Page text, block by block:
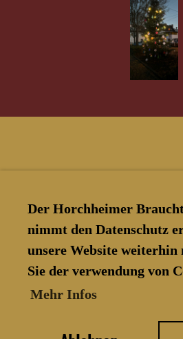
Der Horchheimer
nimmt den Datenschutz
unsere Website weiterhin
Sie der verwendung von
Mehr Infos
© Horchheimer